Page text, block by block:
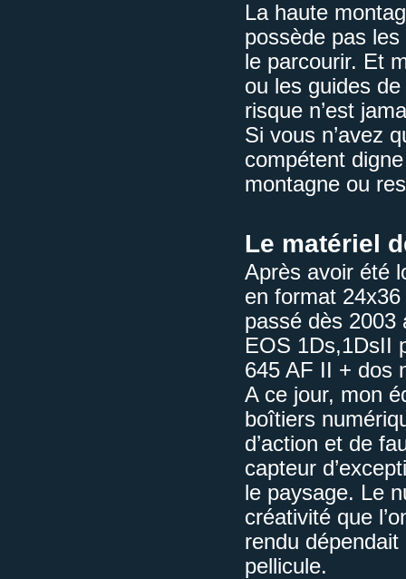
La haute
possède pas
le parcourir. Et
ou les guides
risque n’est
Si vous n’avez
compétent
montagne ou
Le matériel
Après avoir été
en format
passé dès 2003
EOS 1Ds,1DsII
645 AF II + dos
A ce jour, mon
boîtiers
d’action et de
capteur
le paysage. Le
créativité que
rendu
pellicule.